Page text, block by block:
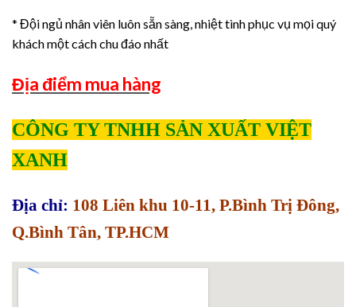
* Đội ngủ nhân viên luôn sẵn sàng, nhiệt tình phục vụ mọi quý
khách một cách chu đáo nhất
Địa điểm mua hàng
CÔNG TY TNHH SẢN XUẤT VIỆT
XANH
Địa chỉ: 108 Liên khu 10-11, P.Bình Trị Đông,
Q.Bình Tân, TP.HCM